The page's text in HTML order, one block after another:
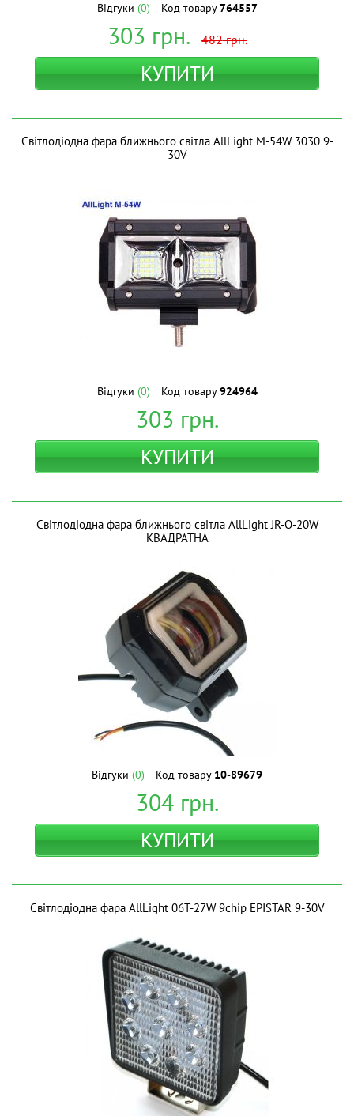
Відгуки (0) Код товару764557
303 грн. 482грн.
КУПИТИ
Світлодіодна фара ближнього світла AllLight M-54W 3030 9-
30V
Відгуки (0) Код товару924964
303 грн.
КУПИТИ
Світлодіодна фара ближнього світла AllLight JR-O-20W
КВАДРАТНА
Відгуки (0) Код товару 10-89679
304грн.
КУПИТИ
Світлодіодна фара AllLight 06T-27W 9chip EPISTAR 9-30V